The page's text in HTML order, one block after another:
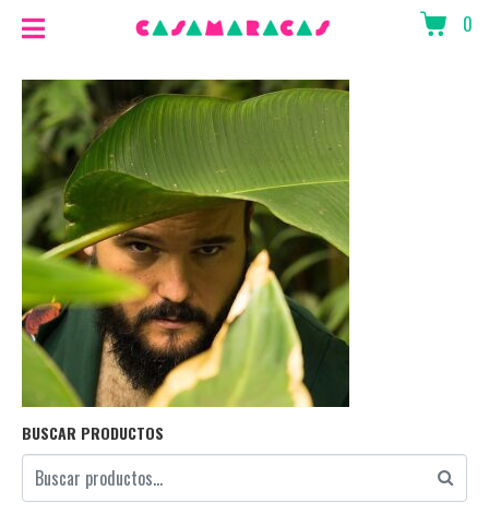
0
BUSCAR PRODUCTOS